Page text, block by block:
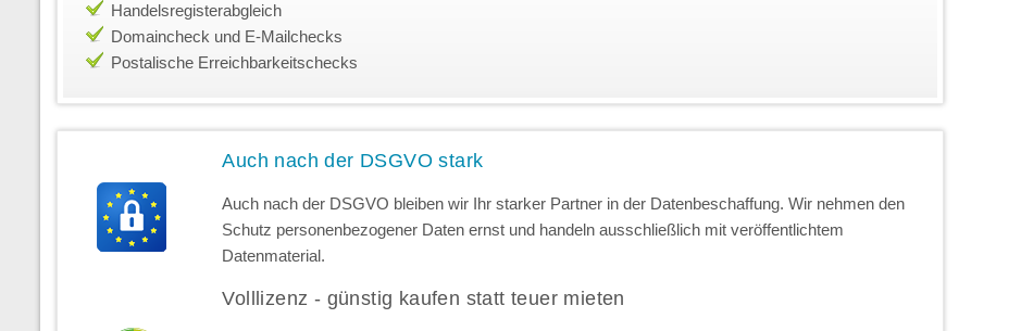
Handelsregisterabgleich
Domaincheck und E-Mailchecks
Postalische Erreichbarkeitschecks
Auch nach der DSGVO stark
Auch nach der DSGVO bleiben wir Ihr starker Partner in der Datenbeschaffung. Wir nehmen den
Schutz personenbezogener Daten ernst und handeln ausschließlich mit veröffentlichtem
Datenmaterial.
Volllizenz - günstig kaufen statt teuer mieten